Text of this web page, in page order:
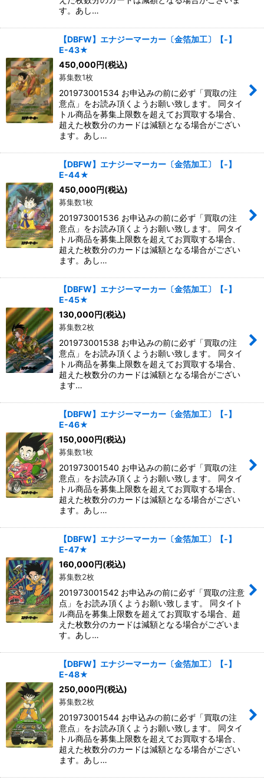
す。あし…
【DBFW】エナジーマーカー〔金箔加工〕【-】
E-43★
450,000円(税込)
募集数1枚
201973001534 お申込みの前に必ず「買取の注
意点」をお読み頂くようお願い致します。 同タイ
トル商品を募集上限数を超えてお買取する場合、
超えた枚数分のカードは減額となる場合がござい
ます。あし…
【DBFW】エナジーマーカー〔金箔加工〕【-】
E-44★
450,000円(税込)
募集数1枚
201973001536 お申込みの前に必ず「買取の注
意点」をお読み頂くようお願い致します。 同タイ
トル商品を募集上限数を超えてお買取する場合、
超えた枚数分のカードは減額となる場合がござい
ます。あし…
【DBFW】エナジーマーカー〔金箔加工〕【-】
E-45★
130,000円(税込)
募集数2枚
201973001538 お申込みの前に必ず「買取の注
意点」をお読み頂くようお願い致します。 同タイ
トル商品を募集上限数を超えてお買取する場合、
超えた枚数分のカードは減額となる場合がござい
ます…
【DBFW】エナジーマーカー〔金箔加工〕【-】
E-46★
150,000円(税込)
募集数1枚
201973001540 お申込みの前に必ず「買取の注
意点」をお読み頂くようお願い致します。 同タイ
トル商品を募集上限数を超えてお買取する場合、
超えた枚数分のカードは減額となる場合がござい
ます。あし…
【DBFW】エナジーマーカー〔金箔加工〕【-】
E-47★
160,000円(税込)
募集数2枚
201973001542 お申込みの前に必ず「買取の注意
点」をお読み頂くようお願い致します。 同タイト
ル商品を募集上限数を超えてお買取する場合、超
えた枚数分のカードは減額となる場合がございま
す。あし…
【DBFW】エナジーマーカー〔金箔加工〕【-】
E-48★
250,000円(税込)
募集数2枚
201973001544 お申込みの前に必ず「買取の注
意点」をお読み頂くようお願い致します。 同タイ
トル商品を募集上限数を超えてお買取する場合、
超えた枚数分のカードは減額となる場合がござい
ます。あし…